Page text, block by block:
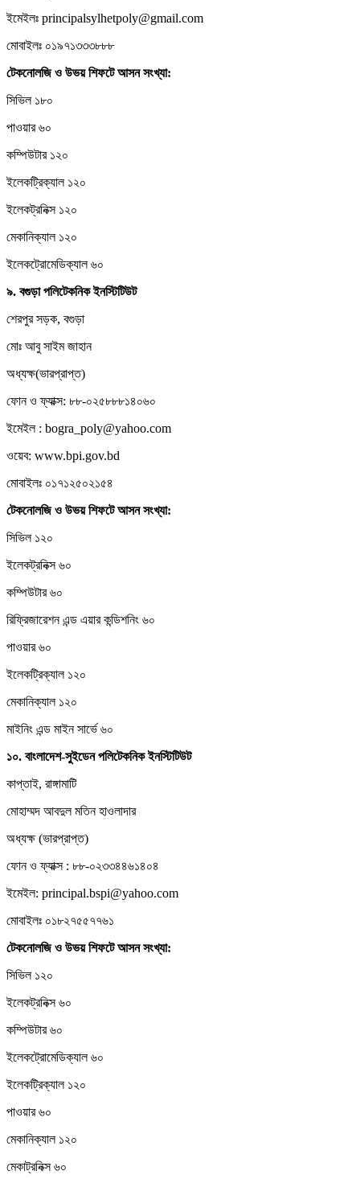
ইমেইলঃ principalsylhetpoly@gmail.com
মোবাইলঃ ০১৯৭১৩৩৩৮৮৮
টেকনোলজিও উভয়শিফটেআসনসংখ্যা:
সিভিল ১৮০
পাওয়ার ৬০
কম্পিউটার ১২০
ইলেকট্রিক্যাল ১২০
ইলেকট্রনিক্স ১২০
মেকানিক্যাল ১২০
ইলেকট্রোমেডিক্যাল ৬০
৯. বগুড়াপলিটেকনিকইনস্টিটিউট
শেরপুর সড়ক, বগুড়া
মোঃ আবু সাইম জাহান
অধ্যক্ষ(ভারপ্রাপ্ত)
ফোন ও ফ্যাক্স: ৮৮-০২৫৮৮৮১৪০৬০
ইমেইল : bogra_poly@yahoo.com
ওয়েব: www.bpi.gov.bd
মোবাইলঃ ০১৭১২৫০২১৫৪
টেকনোলজিও উভয়শিফটেআসনসংখ্যা:
সিভিল ১২০
ইলেকট্রনিক্স ৬০
কম্পিউটার ৬০
রিফ্রিজারেশন এন্ড এয়ার কন্ডিশনিং ৬০
পাওয়ার ৬০
ইলেকট্রিক্যাল ১২০
মেকানিক্যাল ১২০
মাইনিং এন্ড মাইন সার্ভে ৬০
১০. বাংলাদেশ-সুইডেনপলিটেকনিকইনস্টিটিউট
কাপ্তাই, রাঙ্গামাটি
মোহাম্মদ আবদুল মতিন হাওলাদার
অধ্যক্ষ (ভারপ্রাপ্ত)
ফোন ও ফ্যাক্স : ৮৮-০২৩৩৪৪৬১৪০৪
ইমেইল: principal.bspi@yahoo.com
মোবাইলঃ ০১৮২৭৫৫৭৭৬১
টেকনোলজিও উভয়শিফটেআসনসংখ্যা:
সিভিল ১২০
ইলেকট্রনিক্স ৬০
কম্পিউটার ৬০
ইলেকট্রোমেডিক্যাল ৬০
ইলেকট্রিক্যাল ১২০
পাওয়ার ৬০
মেকানিক্যাল ১২০
মেকাট্রনিক্স ৬০